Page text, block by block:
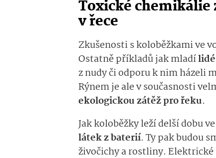
Toxické
v řece
Zkušenosti s koloběžkami ve
Ostatně příkladů jak mladí
z nudy či odporu k nim házeli
Rýnem je ale v současnosti
ekologickou zátěž pro řeku.
Jak koloběžky leží delší dobu
látek z baterií. Ty pak budou
živočichy a rostliny.